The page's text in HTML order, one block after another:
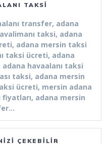
TAKSI
transfer, adana
taksi, adana
adana mersin taksi
taksi ücreti, adana
havaalanı taksi
taksi, adana mersin
ücreti, mersin adana
adana mersin
ÇEKEBILIR